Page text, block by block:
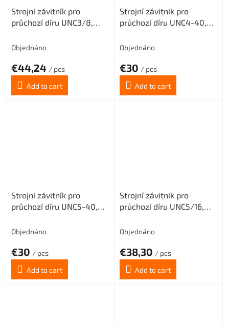
Strojní závitník pro
průchozí díru UNC3/8,
Objednáno
€44,24 / pcs
Add to cart
Strojní závitník pro
průchozí díru UNC4-40,
Objednáno
€30 / pcs
Add to cart
Strojní závitník pro
průchozí díru UNC5-40,
Objednáno
€30 / pcs
Add to cart
Strojní závitník pro
průchozí díru UNC5/16,
Objednáno
€38,30 / pcs
Add to cart